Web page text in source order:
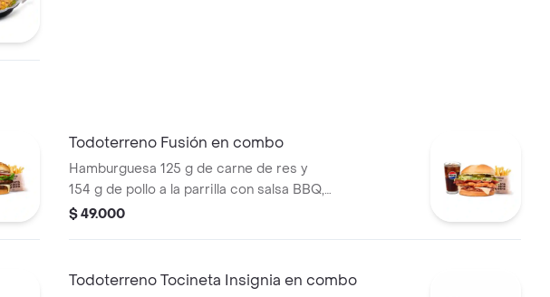
Todoterreno Fusión en combo
Hamburguesa 125 g de carne de res y
154 g de pollo a la parrilla con salsa BBQ,
tocineta, queso mozzarella, pepinillos,
cascos) + bebida PET
$ 49.000
Todoterreno Tocineta Insignia en combo